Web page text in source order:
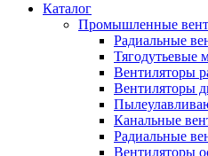
Каталог
Промышленные
Радиальные
Тягодутьевые
Вентиляторы
Вентиляторы
Канальные
Радиальные
Вентиляторы